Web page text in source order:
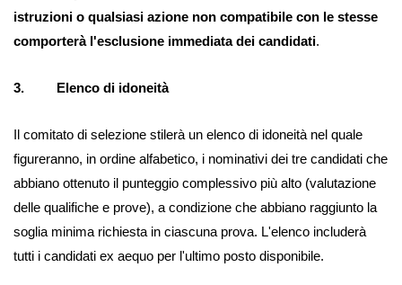
istruzioni o qualsiasi azione non compatibile con le stesse
comporterà l'esclusione immediata dei candidati.
3. Elenco di idoneità
Il comitato di selezione stilerà un elenco di idoneità nel quale
figureranno, in ordine alfabetico, i nominativi dei tre candidati che
abbiano ottenuto il punteggio complessivo più alto (valutazione
delle qualifiche e prove), a condizione che abbiano raggiunto la
soglia minima richiesta in ciascuna prova. L'elenco includerà
tutti i candidati ex aequo per l'ultimo posto disponibile.